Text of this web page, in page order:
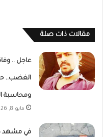
مقالات ذات صلة
عاجل ..
الغضب..
ومحاسبة
مايو 8, 2026
في مشهد